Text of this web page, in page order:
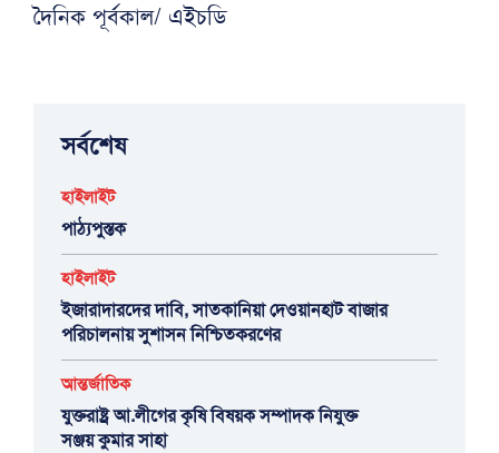
দৈনিক পূর্বকাল/ এইচডি
সর্বশেষ
হাইলাইট
পাঠ্যপুস্তক
হাইলাইট
ইজারাদারদের দাবি, সাতকানিয়া দেওয়ানহাট বাজার
পরিচালনায় সুশাসন নিশ্চিতকরণের
আন্তর্জাতিক
যুক্তরাষ্ট্র আ.লীগের কৃষি বিষয়ক সম্পাদক নিযুক্ত
সঞ্জয় কুমার সাহা